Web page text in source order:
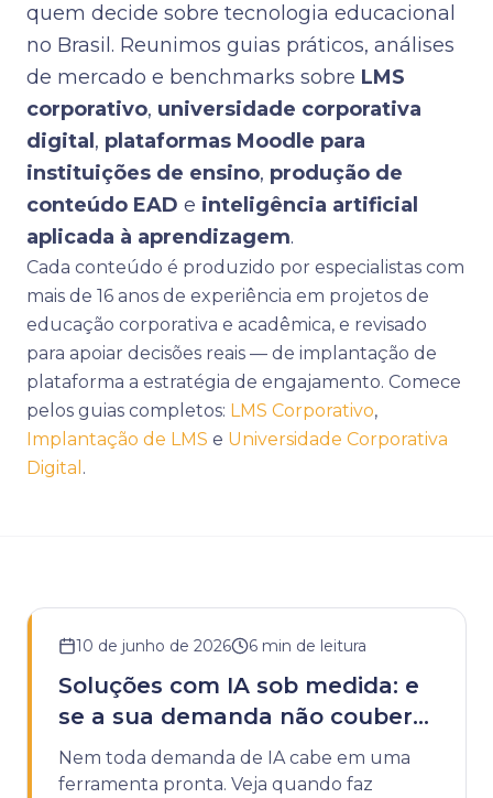
quem decide sobre tecnologia educacional
no Brasil. Reunimos guias práticos, análises
de mercado e benchmarks sobre LMS
corporativo, universidade corporativa
digital , plataformas Moodle para
instituições de ensino, produção de
conteúdo EAD e inteligência artificial
aplicada à aprendizagem.
Cada conteúdo é produzido por especialistas com
mais de 16 anos de experiência em projetos de
educação corporativa e acadêmica, e revisado
para apoiar decisões reais — de implantação de
plataforma a estratégia de engajamento. Comece
pelos guias completos: LMS Corporativo,
Implantação de LMS e Universidade Corporativa
Digital .
10 de junho de 2026 6 min de leitura
Soluções com IA sob medida: e
se a sua demanda não couber
em uma ferramenta pronta?
Nem toda demanda de IA cabe em uma
ferramenta pronta. Veja quando faz